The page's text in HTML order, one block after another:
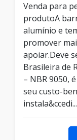
Venda para
produtoA
alumínio e
promover
apoiar.Deve
Brasileira de
– NBR 9050,
seu custo-
instala&ccedi...